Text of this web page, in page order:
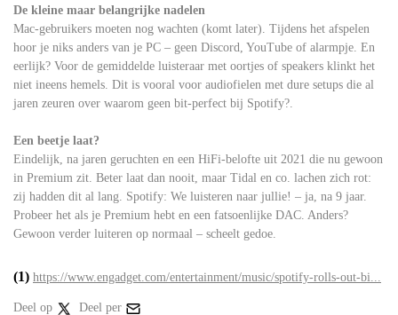
De kleine maar belangrijke nadelen
Mac-gebruikers moeten nog wachten (komt later). Tijdens het afspelen
hoor je niks anders van je PC – geen Discord, YouTube of alarmpje. En
eerlijk? Voor de gemiddelde luisteraar met oortjes of speakers klinkt het
niet ineens hemels. Dit is vooral voor audiofielen met dure setups die al
jaren zeuren over waarom geen bit-perfect bij Spotify?.
Een beetje laat?
Eindelijk, na jaren geruchten en een HiFi-belofte uit 2021 die nu gewoon
in Premium zit. Beter laat dan nooit, maar Tidal en co. lachen zich rot:
zij hadden dit al lang. Spotify: We luisteren naar jullie! – ja, na 9 jaar.
Probeer het als je Premium hebt en een fatsoenlijke DAC. Anders?
Gewoon verder luiteren op normaal – scheelt gedoe.
(1) https://www.engadget.com/entertainment/music/spotify-rolls-out-bi...
Deel op Deel per